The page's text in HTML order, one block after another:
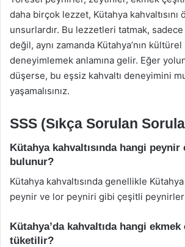
daha birçok lezzet, Kütahya kahvaltısını
unsurlardır. Bu lezzetleri tatmak, sadece
değil, aynı zamanda Kütahya’nın
deneyimlemek anlamına gelir. Eğer
düşerse, bu eşsiz kahvaltı deneyimini
yaşamalısınız.
SSS (Sıkça Sorulan
Kütahya kahvaltısında hangi
bulunur?
Kütahya kahvaltısında genellikle
peynir ve lor peyniri gibi çeşitli
Kütahya’da kahvaltıda hangi
tüketilir?